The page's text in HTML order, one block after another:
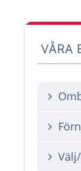
VÅRA